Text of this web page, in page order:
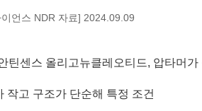
언스 NDR 자료] 2024.09.09
틴센스 올리고뉴클레오티드, 압타머가
작고 구조가 단순해 특정 조건